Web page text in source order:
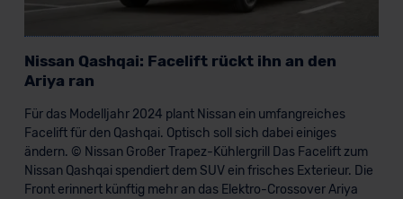
Nissan Qashqai: Facelift rückt ihn an den
Ariya ran
Für das Modelljahr 2024 plant Nissan ein umfangreiches
Facelift für den Qashqai. Optisch soll sich dabei einiges
ändern. © Nissan Großer Trapez-Kühlergrill Das Facelift zum
Nissan Qashqai spendiert dem SUV ein frisches Exterieur. Die
Front erinnert künftig mehr an das Elektro-Crossover Ariya